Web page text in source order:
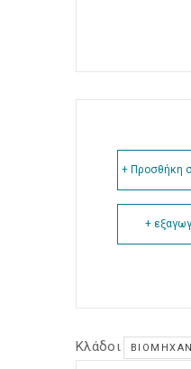
+ Προσθήκη
+
Κλάδοι